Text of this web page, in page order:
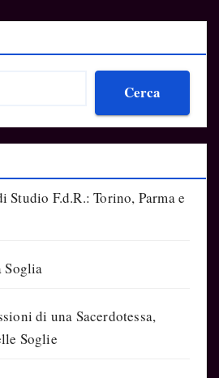
Cerca
F.d.R.: Torino, Parma e
Soglia
di una Sacerdotessa,
Soglie